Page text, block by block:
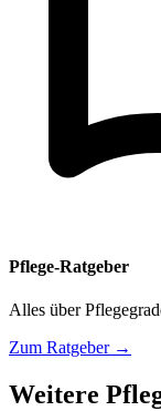
Pflege-Ratgeber
Alles über
Zum Ratgeber →
Weitere